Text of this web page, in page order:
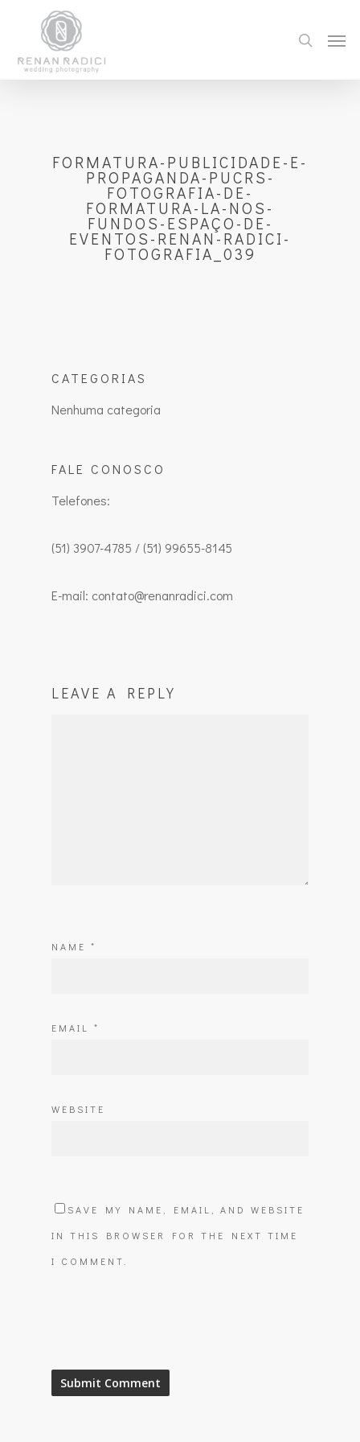
FORMATURA-PUBLICIDADE-E-
PROPAGANDA-PUCRS-
FOTOGRAFIA-DE-
FORMATURA-LA-NOS-
FUNDOS-ESPAÇO-DE-
EVENTOS-RENAN-RADICI-
FOTOGRAFIA_039
CATEGORIAS
Nenhuma categoria
FALE CONOSCO
Telefones:
(51) 3907-4785 / (51) 99655-8145
E-mail: contato@renanradici.com
LEAVE A REPLY
NAME *
EMAIL *
WEBSITE
SAVE MY NAME, EMAIL, AND WEBSITE
IN THIS BROWSER FOR THE NEXT TIME
I COMMENT.